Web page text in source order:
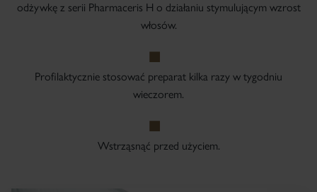
odżywkę z serii Pharmaceris H o działaniu stymulującym wzrost
włosów.
Profilaktycznie stosować preparat kilka razy w tygodniu
wieczorem.
Wstrząsnąć przed użyciem.